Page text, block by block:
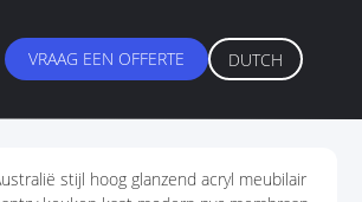
VRAAG EEN OFFERTE DUTCH
stijl hoog glanzend acryl meubilair